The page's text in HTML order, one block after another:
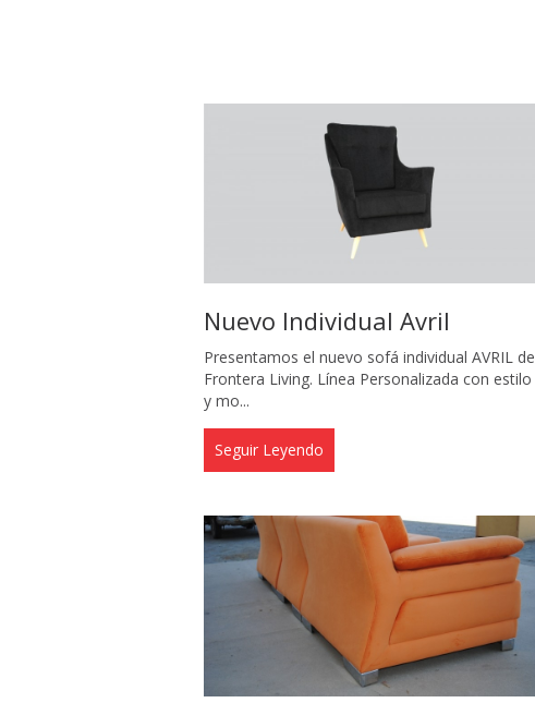
Nuevo Individual Avril
Presentamos el nuevo sofá individual AVRIL de
Frontera Living. Línea Personalizada con estilo
y mo...
Seguir Leyendo